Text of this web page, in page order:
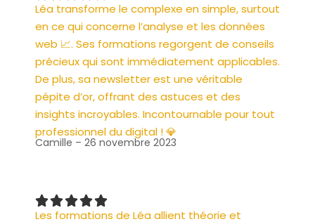
Léa transforme le complexe en simple, surtout
en ce qui concerne l’analyse et les données
web 📈. Ses formations regorgent de conseils
précieux qui sont immédiatement applicables.
De plus, sa newsletter est une véritable
pépite d’or, offrant des astuces et des
insights incroyables. Incontournable pour tout
professionnel du digital ! 💎
Camille – 26 novembre 2023
Les formations de Léa allient théorie et